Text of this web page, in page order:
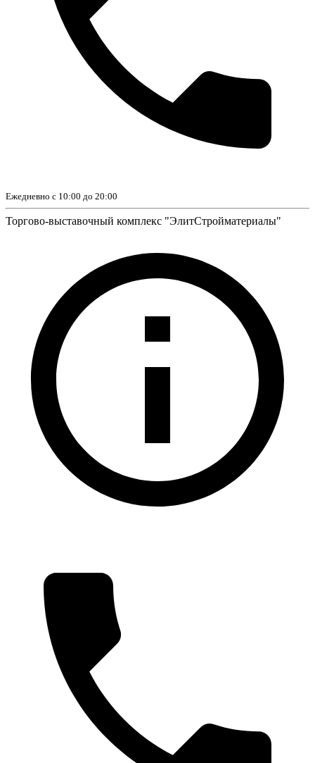
Ежедневно с 10:00 до 20:00
Торгово-выставочный комплекс "ЭлитСтройматериалы"